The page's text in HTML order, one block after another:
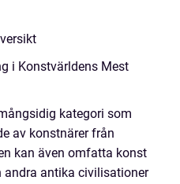
i Konstvärldens Mest
kategori som
av konstnärer från
kan även omfatta konst
andra antika civilisationer